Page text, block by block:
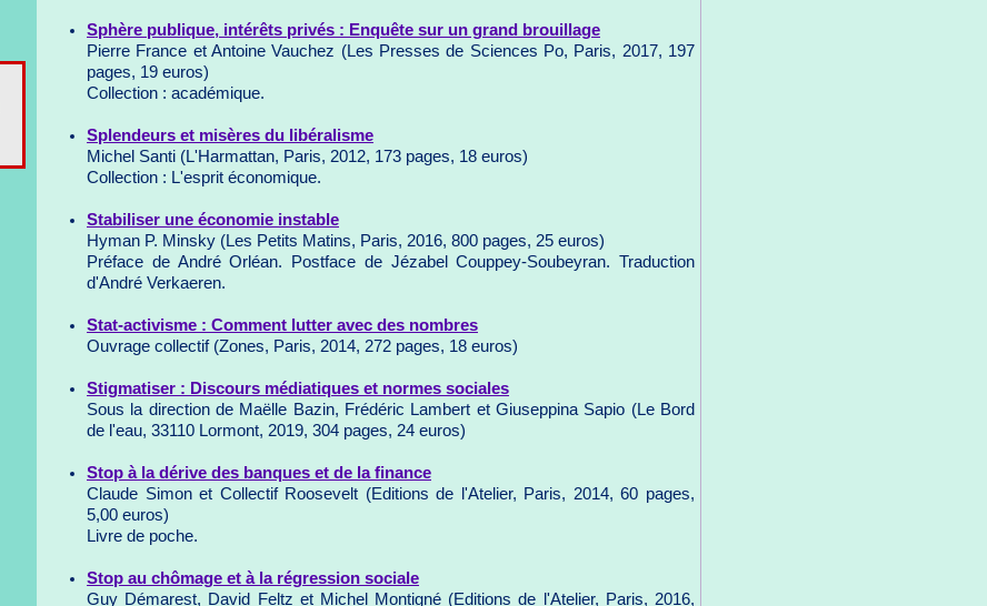
Sphère publique, intérêts privés : Enquête sur un grand brouillage
Pierre France et Antoine Vauchez (Les Presses de Sciences Po, Paris, 2017, 197
pages, 19 euros)
Collection : académique.
Splendeurs et misères du libéralisme
Michel Santi (L'Harmattan, Paris, 2012, 173 pages, 18 euros)
Collection : L'esprit économique.
Stabiliser une économie instable
Hyman P. Minsky (Les Petits Matins, Paris, 2016, 800 pages, 25 euros)
Préface de André Orléan. Postface de Jézabel Couppey-Soubeyran. Traduction
d'André Verkaeren.
Stat-activisme : Comment lutter avec des nombres
Ouvrage collectif (Zones, Paris, 2014, 272 pages, 18 euros)
Stigmatiser : Discours médiatiques et normes sociales
Sous la direction de Maëlle Bazin, Frédéric Lambert et Giuseppina Sapio (Le Bord
de l'eau, 33110 Lormont, 2019, 304 pages, 24 euros)
Stop à la dérive des banques et de la finance
Claude Simon et Collectif Roosevelt (Editions de l'Atelier, Paris, 2014, 60 pages,
5,00 euros)
Livre de poche.
Stop au chômage et à la régression sociale
Guy Démarest, David Feltz et Michel Montigné (Editions de l'Atelier, Paris, 2016,